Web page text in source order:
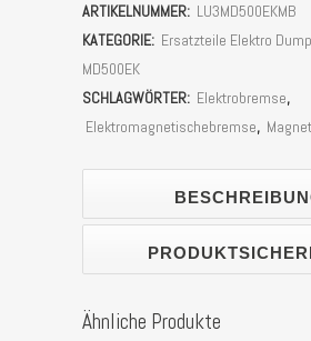
Dumper
Lumag
2020)
Stück
ARTIKELNUMMER: LU3MD500EKMB
KATEGORIE: Ersatzteile Elektro
MD500EK
SCHLAGWÖRTER: Elektrobremse,
Elektromagnetischebremse,
Ähnliche Produkte